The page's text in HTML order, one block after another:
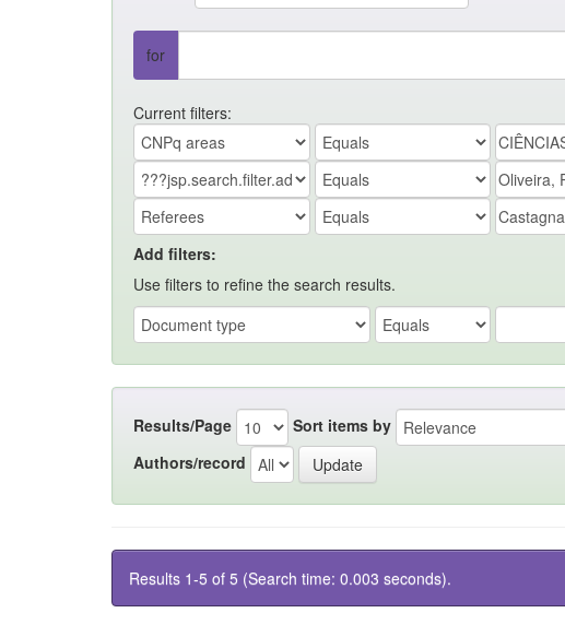
for
Current filters:
Add filters:
Use filters to refine the search results.
Results/Page Sort items by
Authors/record
Results 1-5 of 5 (Search time: 0.003 seconds).